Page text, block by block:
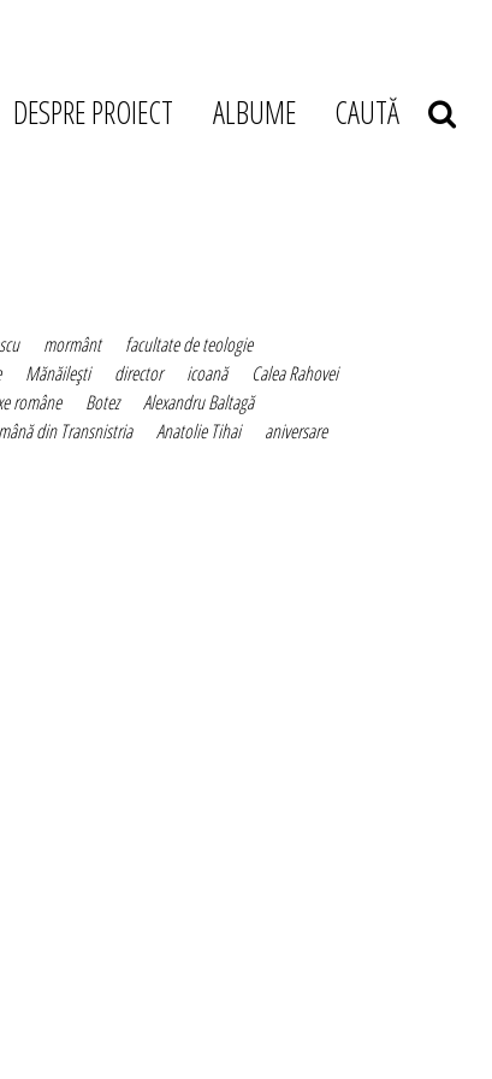
DESPRE PROIECT ALBUME CAUTĂ
mormânt
facultate de teologie
Mănăileşti director icoană
Calea Rahovei
române Botez
Alexandru Baltagă
din Transnistria Anatolie Tihai
aniversare